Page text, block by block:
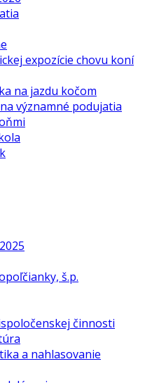
expozície chovu koní
na jazdu kočom
významné podujatia
š.p.
činnosti
a nahlasovanie